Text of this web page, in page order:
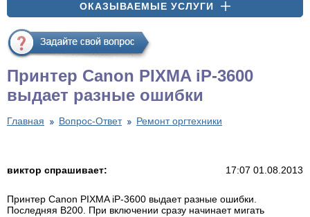
ОКАЗЫВАЕМЫЕ УСЛУГИ
Принтер Canon PIXMA iP-3600
выдает разные ошибки
Главная Вопрос-Ответ Ремонт оргтехники
виктор спрашивает: 17:07 01.08.2013
Принтер Canon PIXMA iP-3600 выдает разные ошибки.
Последняя В200. При включении сразу начинает мигать